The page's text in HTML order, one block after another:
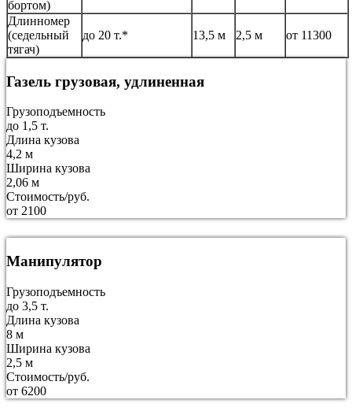
бортом)
Длинномер
(седельный
тягач)
до 20 т.* 13,5 м 2,5 м от 11300
Газель грузовая, удлиненная
Грузоподъемность
до 1,5 т.
Длина кузова
4,2 м
Ширина кузова
2,06 м
Стоимость/руб.
от 2100
Манипулятор
Грузоподъемность
до 3,5 т.
Длина кузова
8 м
Ширина кузова
2,5 м
Стоимость/руб.
от 6200